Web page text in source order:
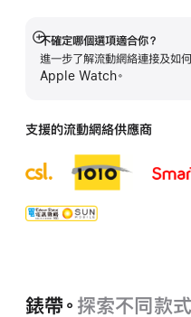
不確定哪個選項適合你？
進一步了解流動網絡連接及如
Apple Watch。
顯
示
更
支援的流動網絡供應商
錶帶。 探索不同款